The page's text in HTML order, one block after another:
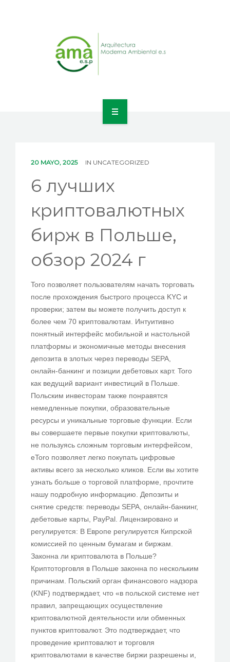
PEDIR CITA
20 MAYO, 2025 IN UNCATEGORIZED
6 лучших
криптовалютных
бирж в Польше,
обзор 2024 г
Toro позволяет пользователям начать торговать
после прохождения быстрого процесса KYC и
проверки; затем вы можете получить доступ к
более чем 70 криптовалютам. Интуитивно
понятный интерфейс мобильной и настольной
платформы и экономичные методы внесения
депозита в злотых через переводы SEPA,
онлайн-банкинг и позиции дебетовых карт. Toro
как ведущий вариант инвестиций в Польше.
Польским инвесторам также понравятся
немедленные покупки, образовательные
ресурсы и уникальные торговые функции. Если
вы совершаете первые покупки криптовалюты,
не пользуясь сложным торговым интерфейсом,
eToro позволяет легко покупать цифровые
активы всего за несколько кликов. Если вы хотите
узнать больше о торговой платформе, прочтите
нашу подробную информацию. Депозиты и
снятие средств: переводы SEPA, онлайн-банкинг,
дебетовые карты, PayPal. Лицензировано и
регулируется: В Европе регулируется Кипрской
комиссией по ценным бумагам и биржам.
Законна ли криптовалюта в Польше?
Криптоторговля в Польше законна по нескольким
причинам. Польский орган финансового надзора
(KNF) подтверждает, что «в польской системе нет
правил, запрещающих осуществление
криптовалютной деятельности или обменных
пунктов криптовалют. Это подтверждает, что
проведение криптовалют и торговля
криптовалютами в качестве биржи разрешены и,